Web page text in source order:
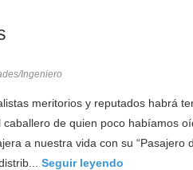
Ingeniero
meritorios y reputados habrá
de quien poco habíamos
a nuestra vida con su “Pasajero
Seguir leyendo